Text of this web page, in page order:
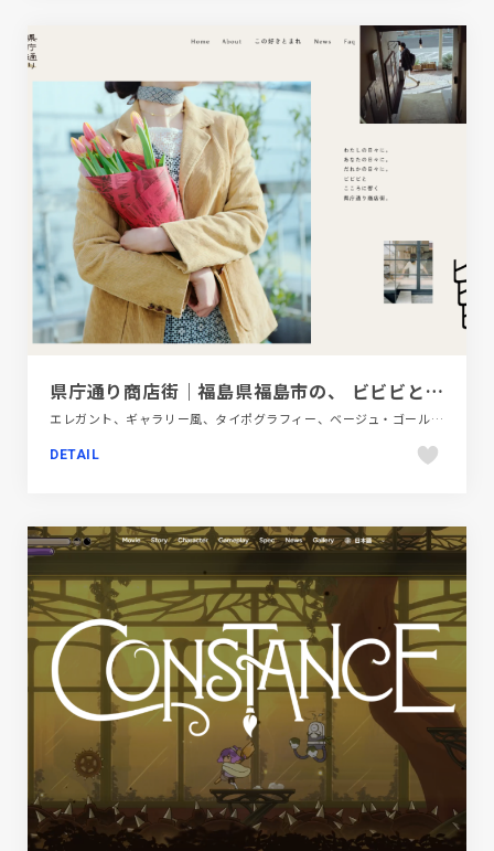
県庁通り商店街｜福島県福島市の、 ビビビとこころに響く県庁通り商店街
エレガント、ギャラリー風、タイポグラフィー、ベージュ・ゴールド系、地域・団体・活動、施設・店舗サイト
DETAIL